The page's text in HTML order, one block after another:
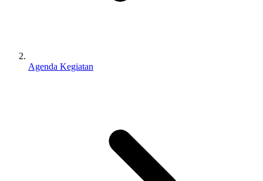
Agenda Kegiatan